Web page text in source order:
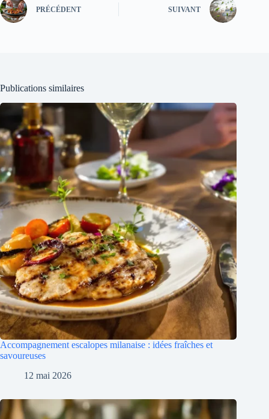
PRÉCÉDENT SUIVANT
Publications similaires
Accompagnement escalopes milanaise : idées fraîches et
savoureuses
12 mai 2026